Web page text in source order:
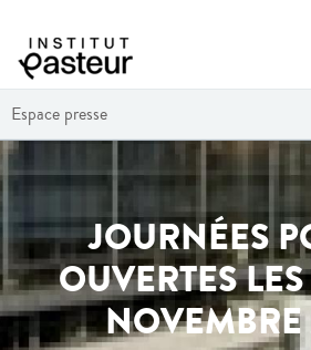
Espace presse
JOURNÉES
OUVERTES